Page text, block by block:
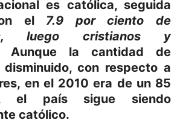
es católica, seguida
el 7.9 por ciento de
luego cristianos y
Aunque la cantidad de
con respecto a
en el 2010 era de un 85
el país sigue siendo
católico.